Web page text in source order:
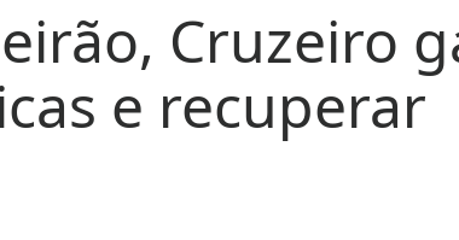
Cruzeiro
e recuperar